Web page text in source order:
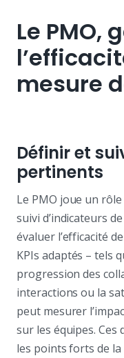
Le PMO,
mesure
Définir et
pertinents
Le PMO joue un
suivi d’indicateurs
évaluer l’efficacité
KPIs adaptés – tels
progression des
interactions ou la
peut mesurer
sur les équipes.
les points forts de